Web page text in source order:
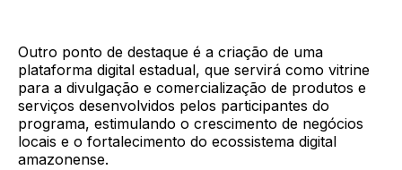
Outro ponto de destaque é a criação de uma
plataforma digital estadual, que servirá como vitrine
para a divulgação e comercialização de produtos e
serviços desenvolvidos pelos participantes do
programa, estimulando o crescimento de negócios
locais e o fortalecimento do ecossistema digital
amazonense.